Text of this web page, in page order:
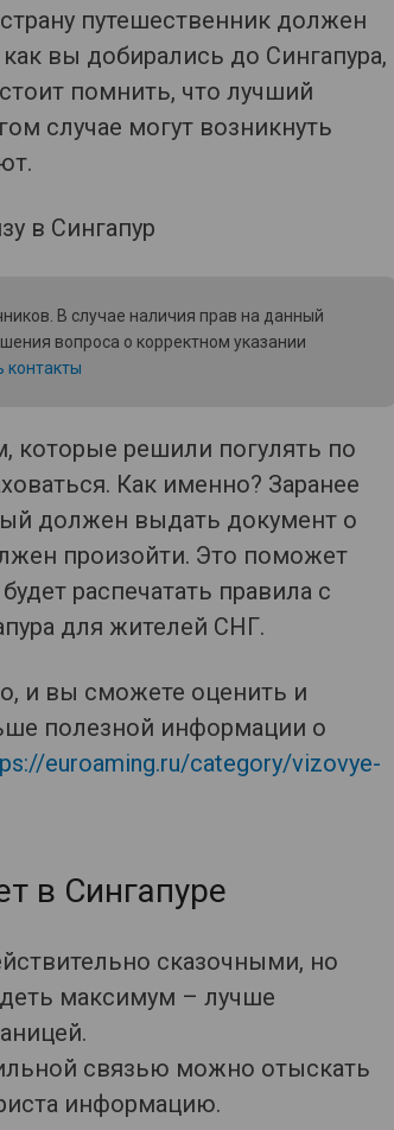
путешественник должен
вы добирались до Сингапура,
помнить, что лучший
случае могут возникнуть
В случае наличия прав на данный
вопроса о корректном указании
контакты
которые решили погулять по
Как именно? Заранее
должен выдать документ о
произойти. Это поможет
распечатать правила с
для жителей СНГ.
и вы сможете оценить и
полезной информации о
euroaming.ru/category/vizovye-
в Сингапуре
сказочными, но
максимум – лучше
связью можно отыскать
информацию.